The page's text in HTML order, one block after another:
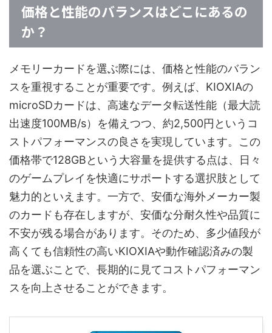
価格と性能のバランスはどこにあるの
か？
メモリーカードを選ぶ際には、価格と性能のバラン
スを重視することが重要です。例えば、KIOXIAの
microSDカードは、高速なデータ転送性能（最大読
出速度100MB/s）を備えつつ、約2,500円というコ
ストパフォーマンスの良さを実現しています。この
価格帯で128GBという大容量を提供する点は、日々
のゲームプレイを快適にサポートする選択肢として
魅力的といえます。一方で、安価な海外メーカー製
のカードも存在しますが、安価な分耐久性や品質に
不安が残る場合があります。そのため、多少値段が
高くても信頼性の高いKIOXIAや動作確認済みの製
品を選ぶことで、長期的に見てコストパフォーマン
スを向上させることができます。